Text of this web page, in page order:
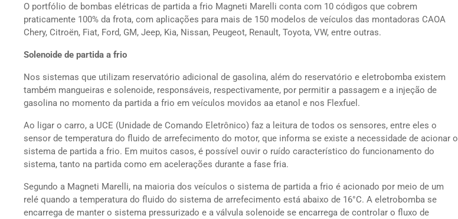
O portfólio de bombas elétricas de partida a frio Magneti Marelli conta com 10 códigos que cobrem
praticamente 100% da frota, com aplicações para mais de 150 modelos de veículos das montadoras CAOA
Chery, Citroën, Fiat, Ford, GM, Jeep, Kia, Nissan, Peugeot, Renault, Toyota, VW, entre outras.
Solenoide de partida a frio
Nos sistemas que utilizam reservatório adicional de gasolina, além do reservatório e eletrobomba existem
também mangueiras e solenoide, responsáveis, respectivamente, por permitir a passagem e a injeção de
gasolina no momento da partida a frio em veículos movidos aa etanol e nos Flexfuel.
Ao ligar o carro, a UCE (Unidade de Comando Eletrônico) faz a leitura de todos os sensores, entre eles o
sensor de temperatura do fluido de arrefecimento do motor, que informa se existe a necessidade de acionar o
sistema de partida a frio. Em muitos casos, é possível ouvir o ruído característico do funcionamento do
sistema, tanto na partida como em acelerações durante a fase fria.
Segundo a Magneti Marelli, na maioria dos veículos o sistema de partida a frio é acionado por meio de um
relé quando a temperatura do fluido do sistema de arrefecimento está abaixo de 16°C. A eletrobomba se
encarrega de manter o sistema pressurizado e a válvula solenoide se encarrega de controlar o fluxo de